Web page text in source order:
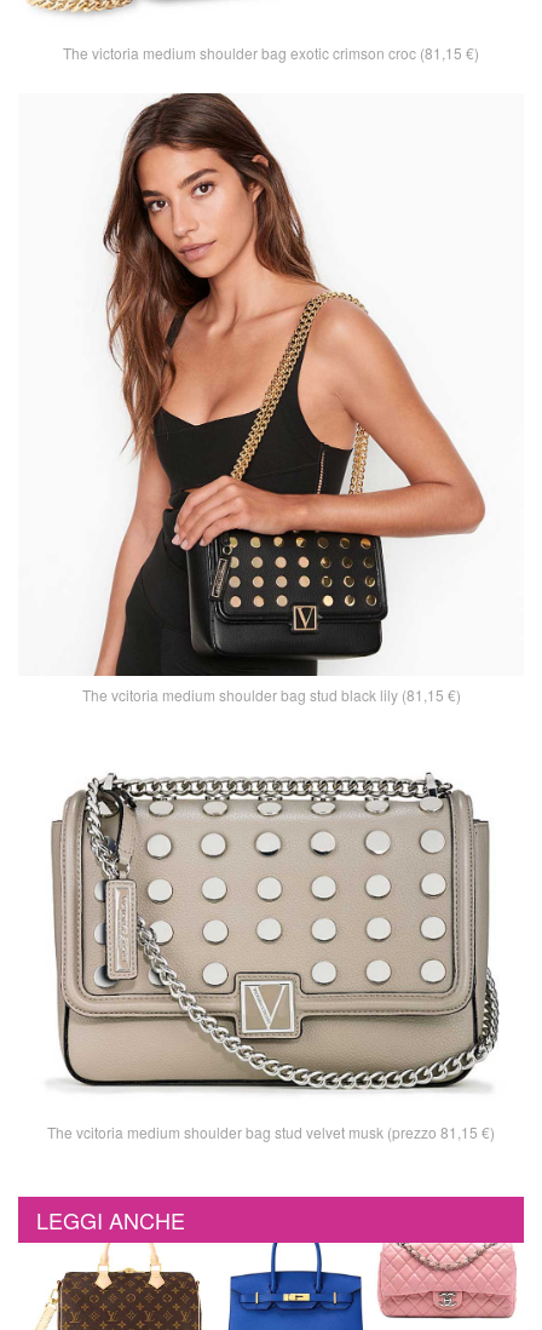
The victoria medium shoulder bag exotic crimson croc (81,15 €)
The vcitoria medium shoulder bag stud black lily (81,15 €)
The vcitoria medium shoulder bag stud velvet musk (prezzo 81,15 €)
LEGGI ANCHE